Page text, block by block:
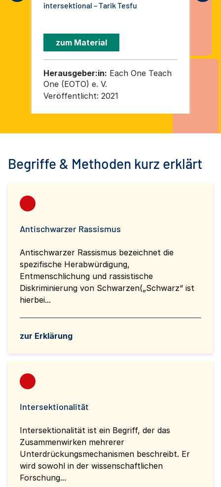
intersektional – Tarik Tesfu
zum Material
Herausgeber:in: Each One Teach
One (EOTO) e. V.
Veröffentlicht: 2021
Begriffe & Methoden kurz erklärt
Antischwarzer Rassismus
Antischwarzer Rassismus bezeichnet die
spezifische Herabwürdigung,
Entmenschlichung und rassistische
Diskriminierung von Schwarzen(„Schwarz“ ist
hierbei...
zur Erklärung
Intersektionalität
Intersektionalität ist ein Begriff, der das
Zusammenwirken mehrerer
Unterdrückungsmechanismen beschreibt. Er
wird sowohl in der wissenschaftlichen
Forschung...